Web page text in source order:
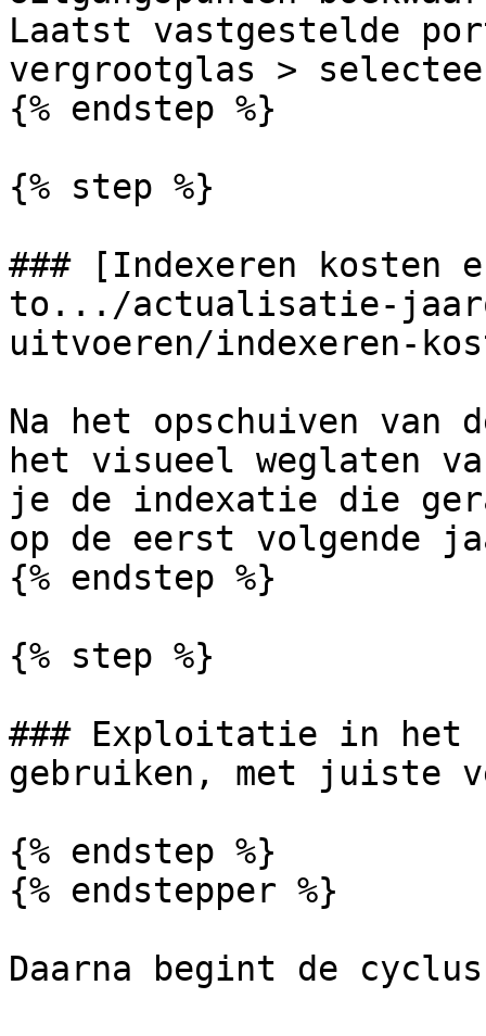
Laatst vastgestelde
vergrootglas >
{% endstep %}
{% step %}
### [Indexeren kosten
to.../actualisatie-
uitvoeren/indexeren-
Na het opschuiven van
het visueel weglaten
je de indexatie die
op de eerst volgende
{% endstep %}
{% step %}
### Exploitatie in het
gebruiken, met juiste
{% endstep %}
{% endstepper %}
Daarna begint de